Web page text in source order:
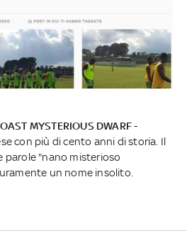
MYSTERIOUS DWARF-
con più di cento anni di storia. Il
parole "nano misterioso
un nome insolito.